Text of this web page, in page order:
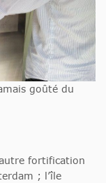
goûté du
fortification
; l’île